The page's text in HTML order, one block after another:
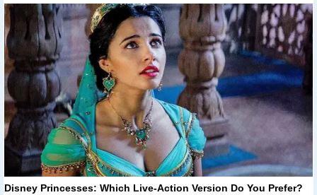
Disney Princesses: Which Live-Action Version Do You Prefer?